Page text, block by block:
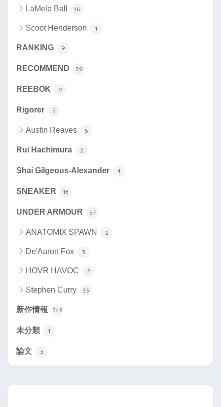
LaMelo Ball 16
Scoot Henderson 1
RANKING 9
RECOMMEND 59
REEBOK 9
Rigorer 5
Austin Reaves 5
Rui Hachimura 2
Shai Gilgeous-Alexander 4
SNEAKER 18
UNDER ARMOUR 57
ANATOMIX SPAWN 2
De'Aaron Fox 3
HOVR HAVOC 2
Stephen Curry 33
新作情報 548
未分類 1
論文 3